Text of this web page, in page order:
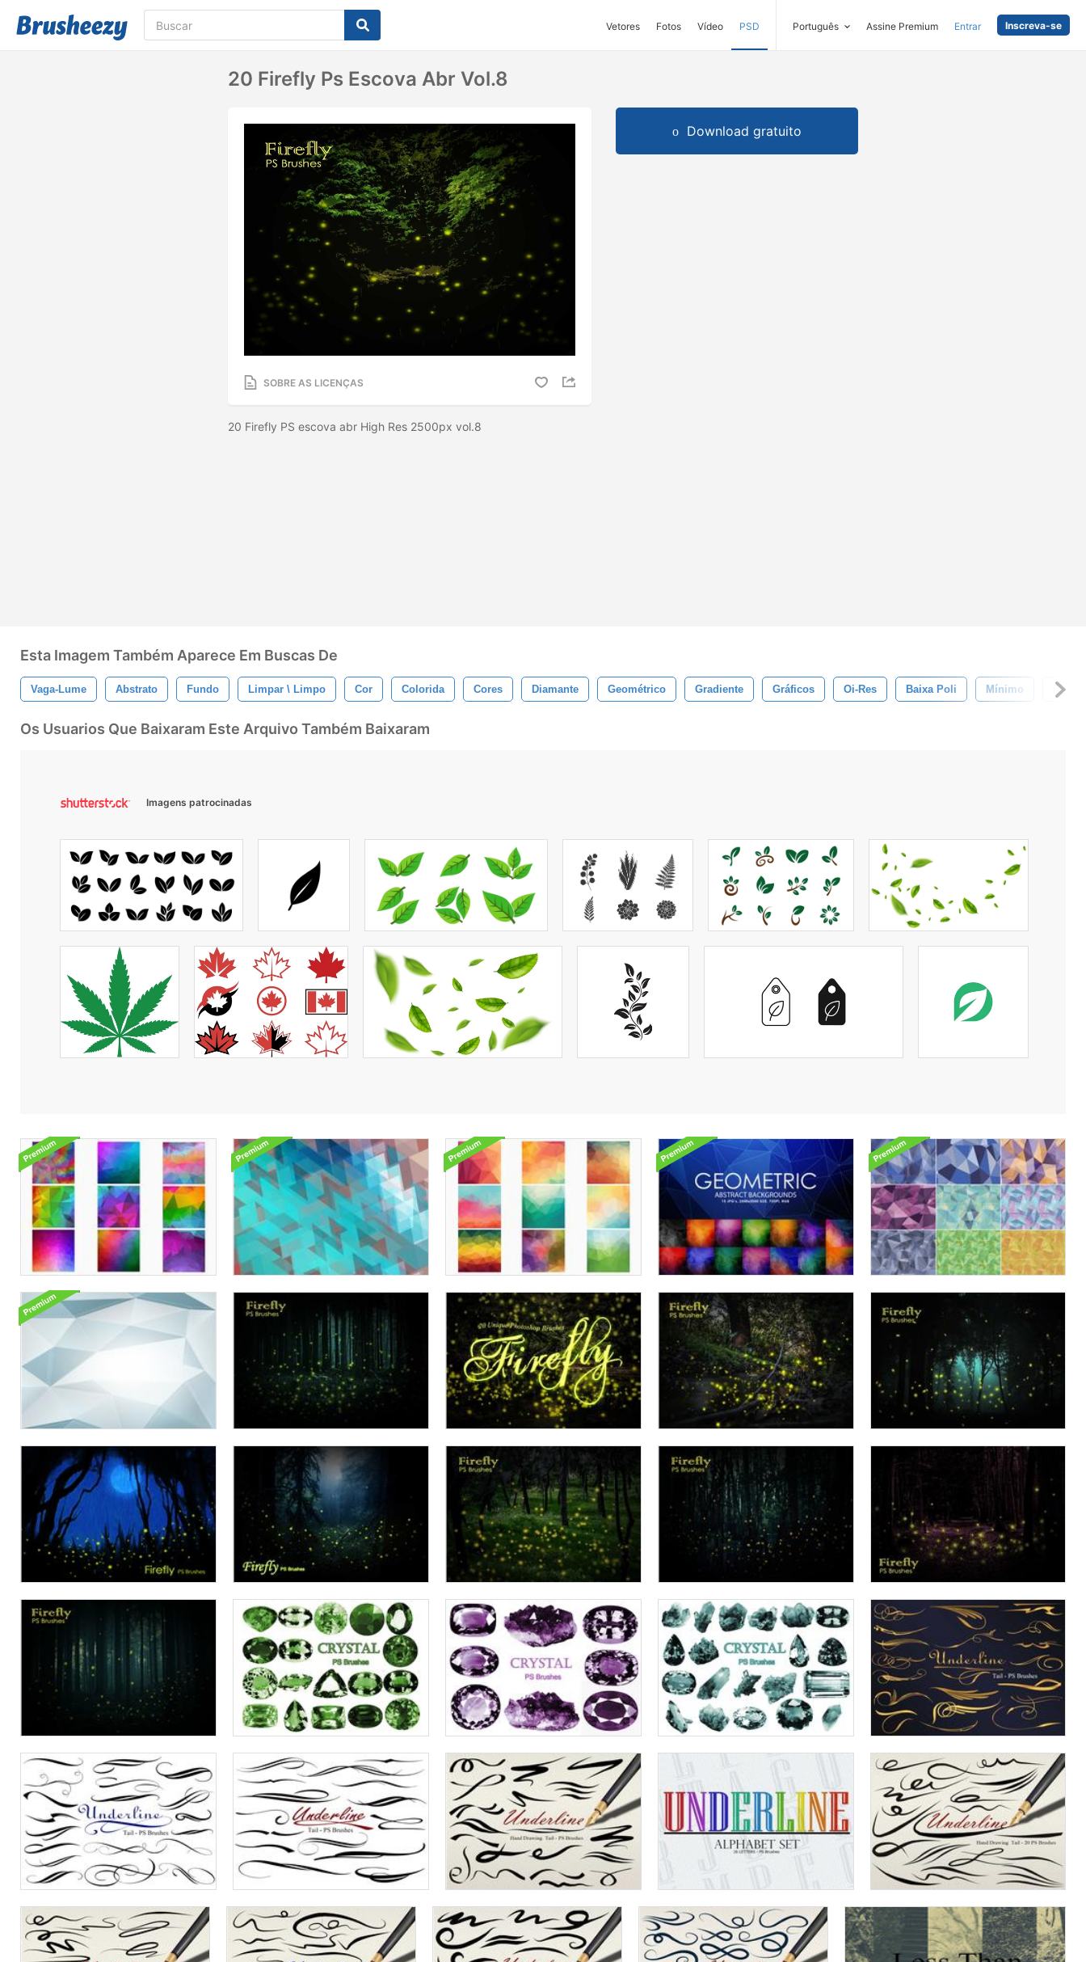
Vetores Fotos Vídeo PSD Português Assine Premium Entrar Inscreva-se
20 Firefly Ps Escova Abr Vol.8
SOBRE AS LICENÇAS
20 Firefly PS escova abr High Res 2500px vol.8
Download gratuito
Esta Imagem Também Aparece Em Buscas De
Vaga-Lume Abstrato Fundo Limpar \ Limpo Cor Colorida Cores Diamante Geométrico Gradiente Gráficos Oi-Res Baixa Poli Mínimo
Os Usuarios Que Baixaram Este Arquivo Também Baixaram
Imagens patrocinadas